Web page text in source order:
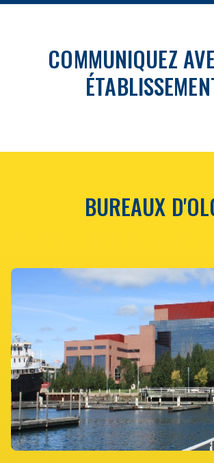
COMMUNIQUEZ
BUREAUX